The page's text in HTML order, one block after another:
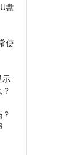
盘
使
示